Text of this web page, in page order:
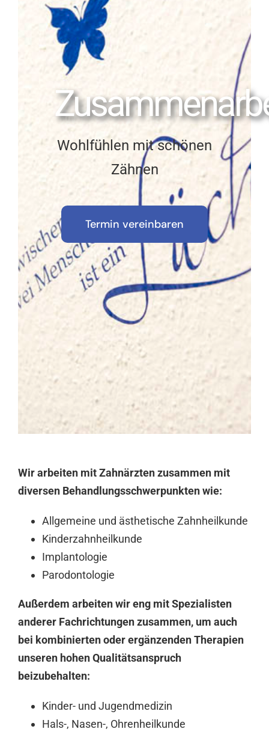
Wohlfühlen mit schönen
Zähnen
Termin vereinbaren
Wir arbeiten mit Zahnärzten zusammen mit
diversen Behandlungsschwerpunkten wie:
Allgemeine und ästhetische Zahnheilkunde
Kinderzahnheilkunde
Implantologie
Parodontologie
Außerdem arbeiten wir eng mit Spezialisten
anderer Fachrichtungen zusammen, um auch
bei kombinierten oder ergänzenden Therapien
unseren hohen Qualitätsanspruch
beizubehalten:
Kinder- und Jugendmedizin
Hals-, Nasen-, Ohrenheilkunde